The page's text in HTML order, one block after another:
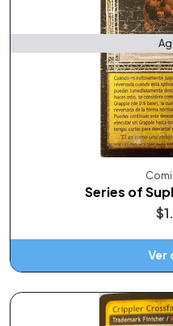
Series of
Ver